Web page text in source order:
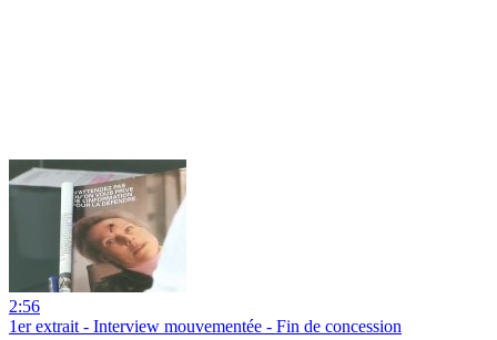
2:56
1er extrait - Interview mouvementée - Fin de concession